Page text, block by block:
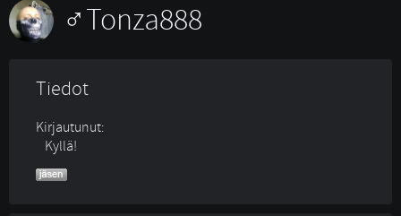
Tonza888
Tiedot
Kirjautunut:
Kyllä!